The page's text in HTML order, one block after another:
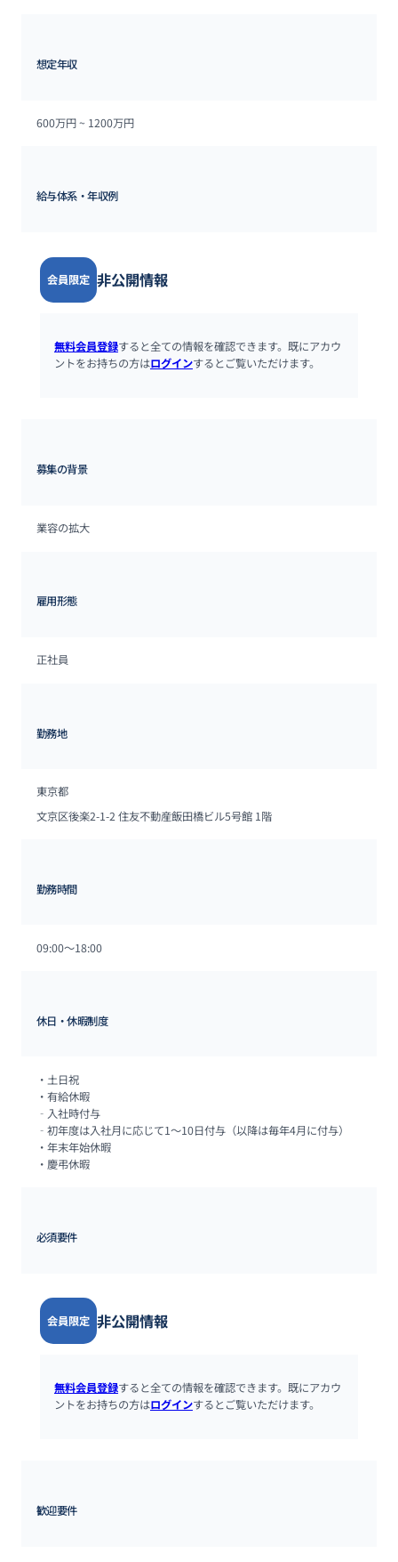
想定年収
600万円 ~ 1200万円
給与体系・年収例
会員限定 非公開情報
無料会員登録すると全ての情報を確認できます。既にアカウ
ントをお持ちの方はログインするとご覧いただけます。
募集の背景
業容の拡大
雇用形態
正社員
勤務地
東京都
文京区後楽2-1-2 住友不動産飯田橋ビル5号館 1階
勤務時間
09:00〜18:00
休日・休暇制度
・土日祝
・有給休暇
‐入社時付与
‐初年度は入社月に応じて1～10日付与（以降は毎年4月に付与）
・年末年始休暇
・慶弔休暇
必須要件
会員限定 非公開情報
無料会員登録すると全ての情報を確認できます。既にアカウ
ントをお持ちの方はログインするとご覧いただけます。
歓迎要件